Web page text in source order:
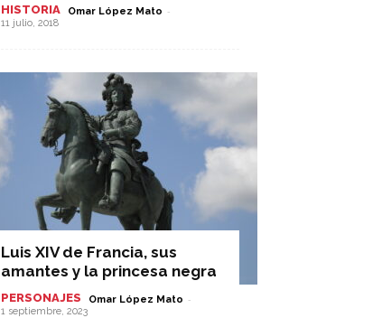
HISTORIA Omar López Mato -
11 julio, 2018
Luis XIV de Francia, sus
amantes y la princesa negra
PERSONAJES Omar López Mato -
1 septiembre, 2023